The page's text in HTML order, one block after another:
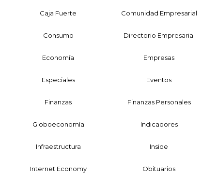
Caja Fuerte Comunidad Empresarial
Consumo Directorio Empresarial
Economía Empresas
Especiales Eventos
Finanzas Finanzas Personales
Globoeconomía Indicadores
Infraestructura Inside
Internet Economy Obituarios